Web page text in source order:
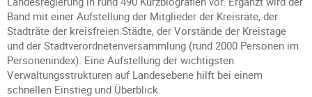
Band mit einer Aufstellung der Mitglieder der Kreisräte, der
Stadträte der kreisfreien Städte, der Vorstände der Kreistage
und der Stadtverordnetenversammlung (rund 2000 Personen im
Personenindex). Eine Aufstellung der wichtigsten
Verwaltungsstrukturen auf Landesebene hilft bei einem
schnellen Einstieg und Überblick.